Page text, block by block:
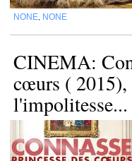
NONE NONE
CINEMA:
cœurs (
l'impolitesse...